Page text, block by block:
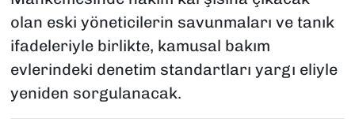
olan eski yöneticilerin savunmaları ve tanık
ifadeleriyle birlikte, kamusal bakım
evlerindeki denetim standartları yargı eliyle
yeniden sorgulanacak.